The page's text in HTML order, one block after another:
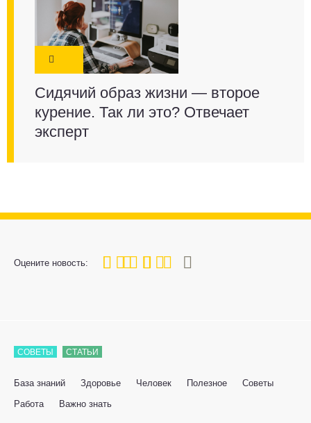
Сидячий образ жизни — второе
курение. Так ли это? Отвечает
эксперт
Оцените новость:
80
1 3 4 5
СОВЕТЫ СТАТЬИ
База знаний Здоровье Человек Полезное
Советы
Работа
Важно знать